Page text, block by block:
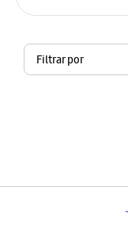
Filtrar por